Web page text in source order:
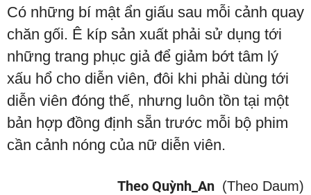
Có những bí mật ẩn giấu sau mỗi cảnh quay
chăn gối. Ê kíp sản xuất phải sử dụng tới
những trang phục giả để giảm bớt tâm lý
xấu hổ cho diễn viên, đôi khi phải dùng tới
diễn viên đóng thế, nhưng luôn tồn tại một
bản hợp đồng định sẵn trước mỗi bộ phim
cần cảnh nóng của nữ diễn viên.
Theo Quỳnh_An (Theo Daum)